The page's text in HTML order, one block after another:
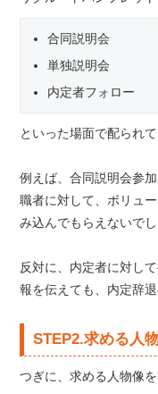
合同説明会
単独説明会
内定者フォロー
といった場面で配られ
例えば、合同説明会参
職者に対して、ボリュ
み込んでもらえないでし
反対に、内定者に対し
報を伝えても、内定辞
STEP2.求める人
つぎに、求める人物像